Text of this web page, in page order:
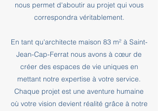
nous permet d'aboutir au projet qui vous
correspondra véritablement.
En tant qu'architecte maison 83 m² à Saint-
Jean-Cap-Ferrat nous avons à cœur de
créer des espaces de vie uniques en
mettant notre expertise à votre service.
Chaque projet est une aventure humaine
où votre vision devient réalité grâce à notre